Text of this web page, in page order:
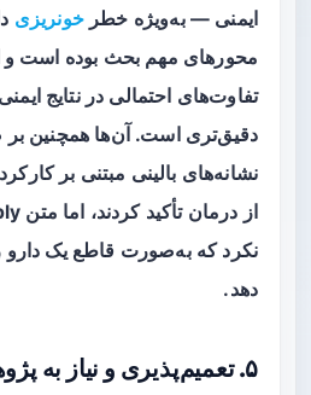
ایمنی — به‌ویژه خطرخونریزی
محورهای مهم بحث بوده است و
تفاوت‌های احتمالی در نتایج
دقیق‌تری است. آن‌ها همچنین
نشانه‌های بالینی مبتنی بر
نکرد که به‌صورت قاطع یک دارو
دهد.
۵. تعمیم‌پذیری و نیاز به پژوهش‌های بیشتر